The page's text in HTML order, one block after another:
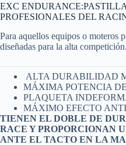
EXC
PROFESIONALES DEL
Para aquellos equipos o moteros
diseñadas para la alta competición.
ALTA DURABILIDAD
MÁXIMA POTENCIA
PLAQUETA
MÁXIMO EFECTO
TIENEN EL DOBLE DE
RACE Y PROPORCIONAN
ANTE EL TACTO EN LA